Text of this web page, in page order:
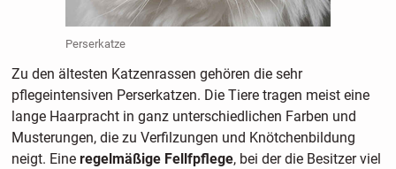
Perserkatze
Zu den ältesten Katzenrassen gehören die sehr
pflegeintensiven Perserkatzen. Die Tiere tragen meist eine
lange Haarpracht in ganz unterschiedlichen Farben und
Musterungen, die zu Verfilzungen und Knötchenbildung
neigt. Eine regelmäßige Fellfpflege, bei der die Besitzer viel